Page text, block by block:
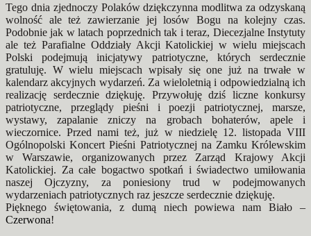
Tego dnia zjednoczy Polaków dziękczynna modlitwa za odzyskaną
wolność ale też zawierzanie jej losów Bogu na kolejny czas.
Podobnie jak w latach poprzednich tak i teraz, Diecezjalne Instytuty
ale też Parafialne Oddziały Akcji Katolickiej w wielu miejscach
Polski podejmują inicjatywy patriotyczne, których serdecznie
gratuluję. W wielu miejscach wpisały się one już na trwałe w
kalendarz akcyjnych wydarzeń. Za wieloletnią i odpowiedzialną ich
realizację serdecznie dziękuję. Przywołuję dziś liczne konkursy
patriotyczne, przeglądy pieśni i poezji patriotycznej, marsze,
wystawy, zapalanie zniczy na grobach bohaterów, apele i
wieczornice. Przed nami też, już w niedzielę 12. listopada VIII
Ogólnopolski Koncert Pieśni Patriotycznej na Zamku Królewskim
w Warszawie, organizowanych przez Zarząd Krajowy Akcji
Katolickiej. Za całe bogactwo spotkań i świadectwo umiłowania
naszej Ojczyzny, za poniesiony trud w podejmowanych
wydarzeniach patriotycznych raz jeszcze serdecznie dziękuję.
Pięknego świętowania, z dumą niech powiewa nam Biało –
Czerwona!